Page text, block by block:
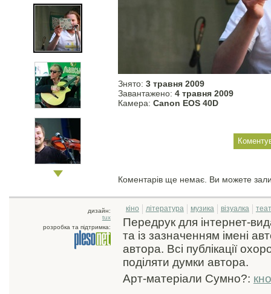
Знято: 3 травня 2009
Завантажено: 4 травня 2009
Камера: Canon EOS 40D
Коментарів ще немає. Ви можете
дизайн:
tux
розробка та підтримка:
кіно література музика візуалка
Передрук для інтернет-
та із зазначенням імені
автора. Всі публікації
поділяти думки автора.
Арт-матеріали Сумно?: